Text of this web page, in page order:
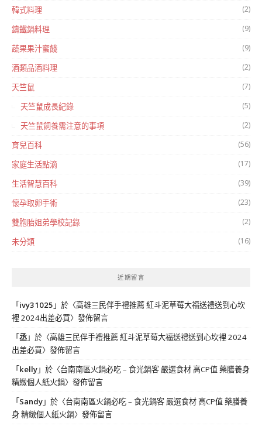
韓式料理 (2)
鑄鐵鍋料理 (9)
蔬果果汁蜜餞 (9)
酒類品酒料理 (2)
天竺鼠 (7)
天竺鼠成長紀錄 (5)
天竺鼠飼養需注意的事項 (2)
育兒百科 (56)
家庭生活點滴 (17)
生活智慧百科 (39)
懷孕取卵手術 (23)
雙胞胎姐弟學校記錄 (2)
未分類 (16)
近期留言
「 ivy31025 」於〈高雄三民伴手禮推薦 紅斗泥草莓大福送禮送到心坎
裡 2024出差必買〉發佈留言
「丞」於〈高雄三民伴手禮推薦 紅斗泥草莓大福送禮送到心坎裡 2024
出差必買〉發佈留言
「 kelly」於〈台南南區火鍋必吃 – 食光鍋客 嚴選食材 高CP值 藥膳養身
精緻個人紙火鍋〉發佈留言
「 Sandy」於〈台南南區火鍋必吃 – 食光鍋客 嚴選食材 高CP值 藥膳養
身 精緻個人紙火鍋〉發佈留言